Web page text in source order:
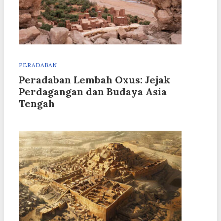
PERADABAN
Peradaban Lembah Oxus: Jejak
Perdagangan dan Budaya Asia
Tengah